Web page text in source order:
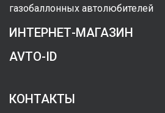
газобаллонных автолюбителей
ИНТЕРНЕТ-МАГАЗИН
AVTO-ID
КОНТАКТЫ